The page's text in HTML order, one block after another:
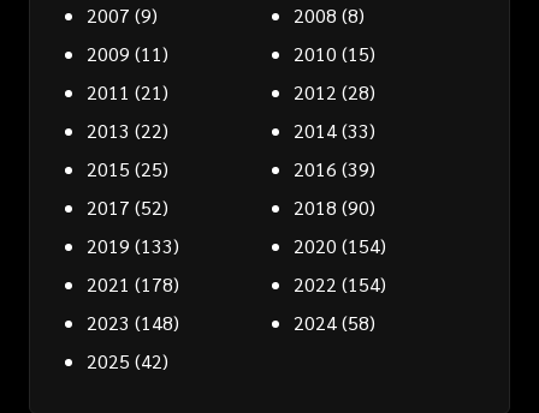
2007 (9) 2008 (8)
2009 (11) 2010 (15)
2011 (21) 2012 (28)
2013 (22) 2014(33)
2015 (25) 2016 (39)
2017 (52) 2018 (90)
2019 (133) 2020 (154)
2021 (178) 2022 (154)
2023 (148) 2024(58)
2025 (42)